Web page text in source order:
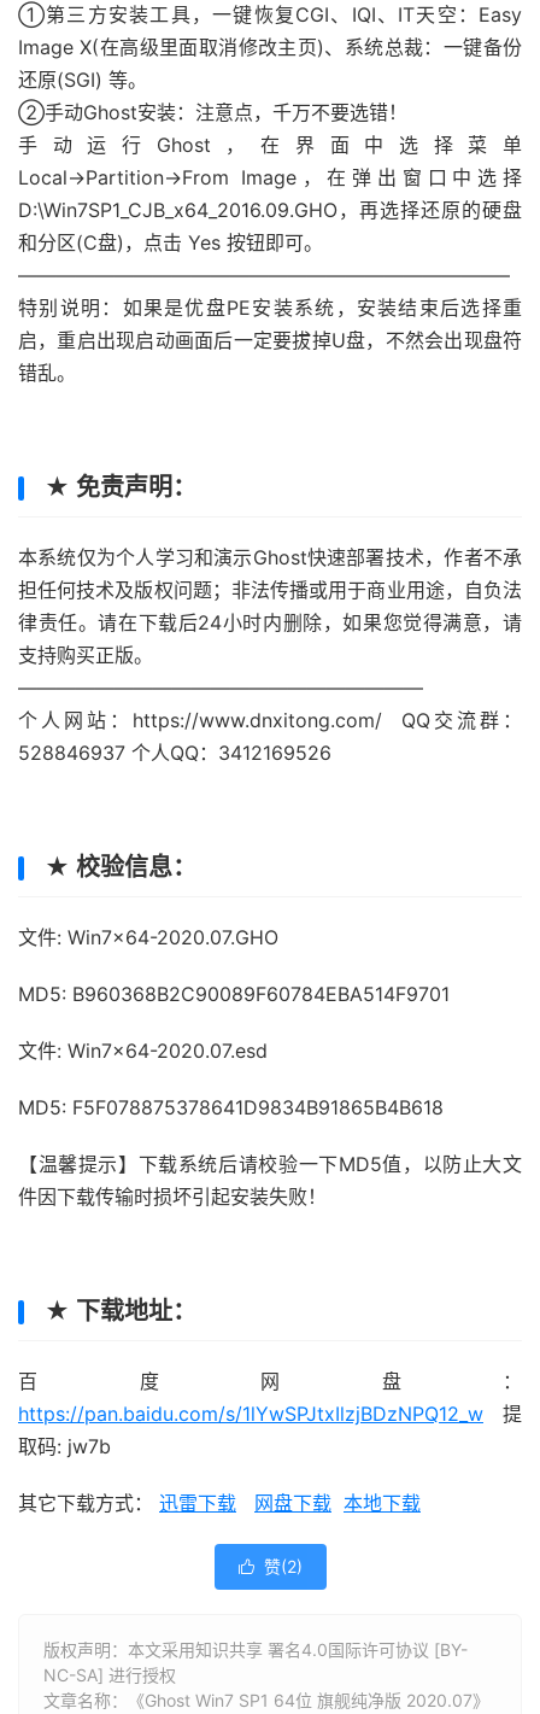
①第三方安装工具，一键恢复CGI、IQI、IT天空：Easy
Image X(在高级里面取消修改主页)、系统总裁：一键备份
还原(SGI) 等。
②手动Ghost安装：注意点，千万不要选错！
手动运行Ghost，在界面中选择菜单
Local→Partition→From Image，在弹出窗口中选择
D:\Win7SP1_CJB_x64_2016.09.GHO，再选择还原的硬盘
和分区(C盘)，点击 Yes 按钮即可。
—————————————————————————–
特别说明：如果是优盘PE安装系统，安装结束后选择重
启，重启出现启动画面后一定要拔掉U盘，不然会出现盘符
错乱。
★ 免责声明：
本系统仅为个人学习和演示Ghost快速部署技术，作者不承
担任何技术及版权问题；非法传播或用于商业用途，自负法
律责任。请在下载后24小时内删除，如果您觉得满意，请
支持购买正版。
—————————————————————
个人网站：https://www.dnxitong.com/ QQ交流群：
528846937 个人QQ：3412169526
★ 校验信息：
文件: Win7x64-2020.07.GHO
MD5: B960368B2C90089F60784EBA514F9701
文件: Win7x64-2020.07.esd
MD5: F5F078875378641D9834B91865B4B618
【温馨提示】下载系统后请校验一下MD5值，以防止大文
件因下载传输时损坏引起安装失败！
★ 下载地址：
百度网盘：
https://pan.baidu.com/s/1lYwSPJtxIlzjBDzNPQ12_w 提
取码: jw7b
其它下载方式： 迅雷下载 网盘下载 本地下载
 赞(2)
版权声明：本文采用知识共享 署名4.0国际许可协议 [BY-
NC-SA] 进行授权
文章名称：《Ghost Win7 SP1 64位 旗舰纯净版 2020.07》